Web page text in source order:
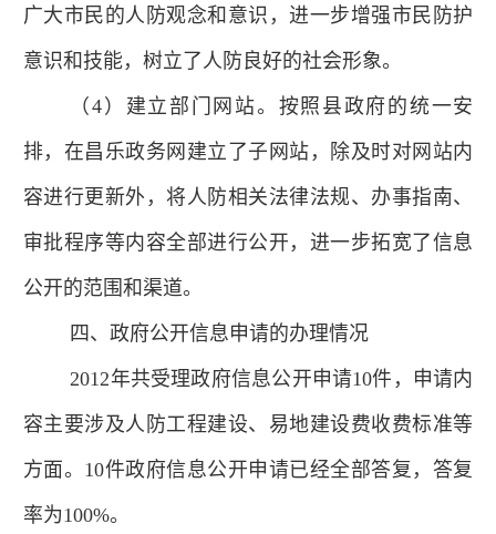
广大市民的人防观念和意识，进一步增强市民防护
意识和技能，树立了人防良好的社会形象。
（4）建立部门网站。按照县政府的统一安
排，在昌乐政务网建立了子网站，除及时对网站内
容进行更新外，将人防相关法律法规、办事指南、
审批程序等内容全部进行公开，进一步拓宽了信息
公开的范围和渠道。
四、政府公开信息申请的办理情况
2012年共受理政府信息公开申请10件，申请内
容主要涉及人防工程建设、易地建设费收费标准等
方面。10件政府信息公开申请已经全部答复，答复
率为100%。